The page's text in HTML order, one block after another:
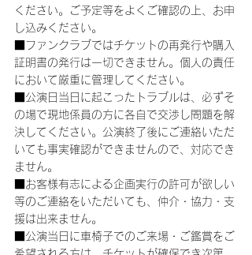
ください。ご予定等をよくご確認の上、お申
し込みください。
■ファンクラブではチケットの再発行や購入
証明書の発行は一切できません。個人の責任
において厳重に管理してください。
■公演日当日に起こったトラブルは、必ずそ
の場で現地係員の方に各自で交渉し問題を解
決してください。公演終了後にご連絡いただ
いても事実確認ができませんので、対応でき
ません。
■お客様有志による企画実行の許可が欲しい
等のご連絡をいただいても、仲介・協力・支
援は出来ません。
■公演当日に車椅子でのご来場・ご鑑賞をご